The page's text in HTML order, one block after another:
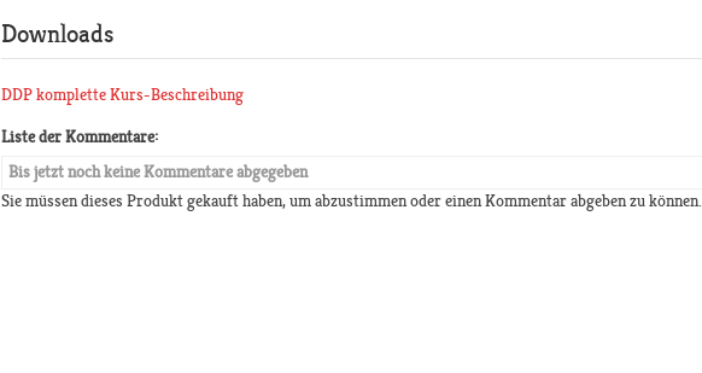
Downloads
DDP komplette Kurs-Beschreibung
Liste der Kommentare:
Bis jetzt noch keine Kommentare abgegeben
Sie müssen dieses Produkt gekauft haben, um abzustimmen oder einen Kommentar abgeben zu können.